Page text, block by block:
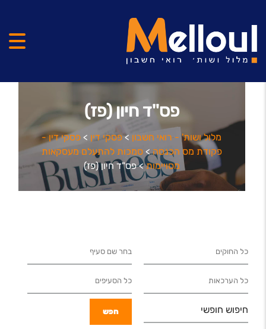
פס"ד חיון (פז)
מלול ושות' - רואי חשבון >פסקי דין > פסקי דין -
פקודת מס הכנסה>סמכות להתעלם מעסקאות
מסויימות>פס"ד חיון (פז)
חיפוש חופשי